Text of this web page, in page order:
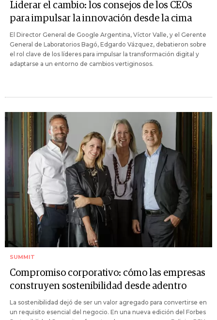
Liderar el cambio: los consejos de los CEOs
para impulsar la innovación desde la cima
El Director General de Google Argentina, Víctor Valle, y el Gerente
General de Laboratorios Bagó, Edgardo Vázquez, debatieron sobre
el rol clave de los líderes para impulsar la transformación digital y
adaptarse a un entorno de cambios vertiginosos.
SUMMIT
Compromiso corporativo: cómo las empresas
construyen sostenibilidad desde adentro
La sostenibilidad dejó de ser un valor agregado para convertirse en
un requisito esencial del negocio. En una nueva edición del Forbes